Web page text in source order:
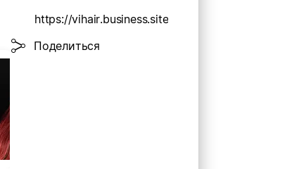
https://vihair.business.site
Поделиться